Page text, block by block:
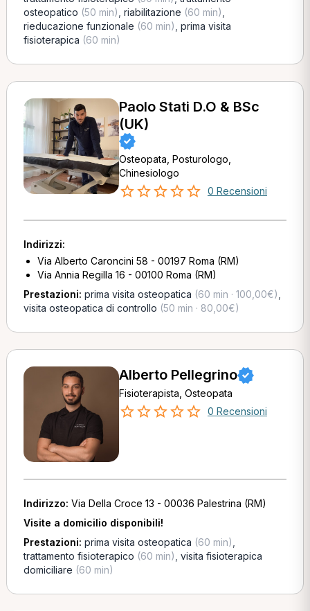
osteopatico (50 min) riabilitazione (60 min)
rieducazione funzionale (60 min) prima visita
fisioterapica (60 min)
Paolo Stati D.O & BSc
(UK)
Osteopata, Posturologo,
Chinesiologo
0 Recensioni
Indirizzi:
Via Alberto Caroncini 58 - 00197 Roma (RM)
Via Annia Regilla 16 - 00100 Roma (RM)
Prestazioni: prima visita osteopatica (60 min · 100,00€)
visita osteopatica di controllo (50 min · 80,00€)
Alberto Pellegrino
Fisioterapista, Osteopata
0 Recensioni
Indirizzo: Via Della Croce 13 - 00036 Palestrina (RM)
Visite a domicilio disponibili!
Prestazioni: prima visita osteopatica (60 min)
trattamento fisioterapico (60 min) visita fisioterapica
domiciliare (60 min)